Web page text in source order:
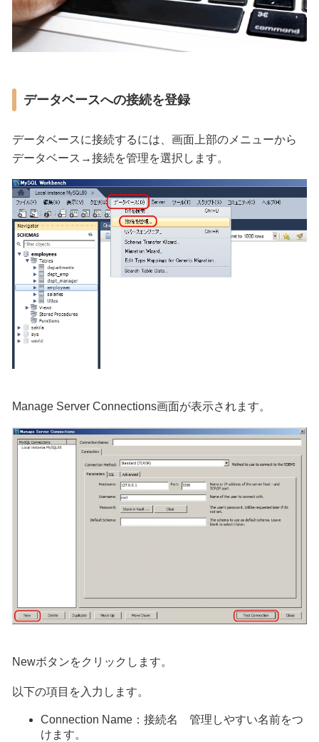
データベースへの接続を登録
データベースに接続するには、画面上部のメニューから
データベース→接続を管理を選択します。
Manage Server Connections画面が表示されます。
Newボタンをクリックします。
以下の項目を入力します。
Connection Name：接続名 管理しやすい名前をつ
けます。